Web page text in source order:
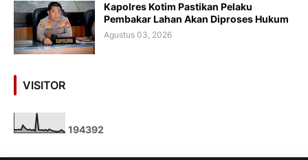
Kapolres Kotim Pastikan Pelaku
Pembakar Lahan Akan Diproses Hukum
Agustus 03, 2026
VISITOR
194392